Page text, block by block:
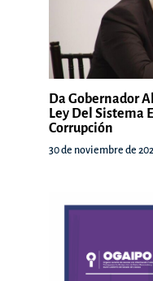
Da Gobernador
Ley Del Sistema
Corrupción
30 de noviembre de